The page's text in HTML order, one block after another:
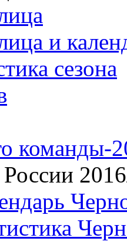
и
сезона
команды-